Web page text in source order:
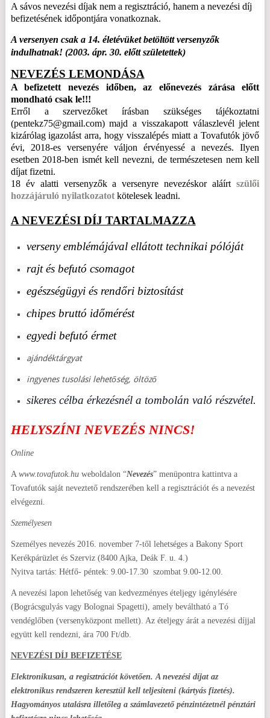
A sávos nevezési díjak nem a regisztráció, hanem a nevezési díj
befizetésének időpontjára vonatkoznak.
A versenyen csak a 14. életévüket betöltött versenyzők
indulhatnak! (2003. ápr. 30. előtt születettek)
NEVEZÉS LEMONDÁSA
A befizetett nevezés időben, az előnevezés zárása előtt
mondható csak le!!!
Erről a szervezőket írásban szükséges tájékoztatni
(pentekz75@gmail.com) majd a visszakapott válaszlevél jelent
kizárólag igazolást arra, hogy visszalépés miatt a Tovafutók jövő
évi, 2018-es versenyére váljon érvényessé a nevezés. Ilyen
esetben 2018-ben ismét kell nevezni, de természetesen nem kell
díjat fizetni.
18 év alatti versenyzők a versenyre nevezéskor aláírtszülői
hozzájáruló nyilatkozatotkötelesek leadni.
A NEVEZÉSI DÍJ TARTALMAZZA
verseny emblémájával ellátott technikai pólóját
rajt és befutó csomagot
egészségügyi és rendőri biztosítást
chipes bruttó időmérést
egyedi befutó érmet
ajándéktárgyat
ingyenes tusolási lehetőség, öltöző
sikeres célba érkezésnél a tombolán való részvétel.
HELYSZÍNI NEVEZÉS NINCS!
Online
A www.tovafutok.huweboldalon “Nevezés” menüpontra kattintva a
Tovafutók saját neveztető rendszerében kell a regisztrációt és a nevezést
elvégezni.
Személyesen
Személyes nevezés 2016. november 7-től lehetséges a Bakony Sport
Kerékpárüzlet és Szerviz (8400 Ajka, Deák F. u. 4.)
Nyitva tartás: Hétfő- péntek: 9.00-17.30 szombat 9.00-12.00.
A nevezési lapon lehetőség van kedvezményes ételjegy igénylésére
(Bográcsgulyás vagy Bolognai Spagetti), amely beváltható a Tó
vendéglőben (versenyközpont mellett). Az ételjegy árát a nevezési díjjal
együtt kell rendezni, ára 700 Ft/db.
NEVEZÉSI DÍJ BEFIZETÉSE
Elektronikusan, a regisztrációt követően. A nevezési díjat az
elektronikus rendszeren keresztül kell teljesíteni (kártyás fizetés).
Hagyományos utalásra illetőleg a számlavezető pénzintézetnél pénztári